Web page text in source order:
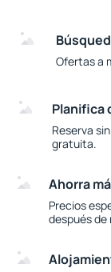
Ofertas a
Planifica
Reserva
gratuita.
Ahorra
Precios
después